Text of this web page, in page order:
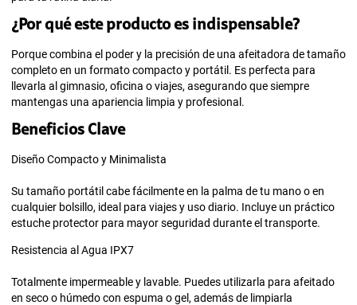
¿Por qué este producto es indispensable?
Porque combina el poder y la precisión de una afeitadora de tamaño
completo en un formato compacto y portátil. Es perfecta para
llevarla al gimnasio, oficina o viajes, asegurando que siempre
mantengas una apariencia limpia y profesional.
Beneficios Clave
Diseño Compacto y Minimalista
Su tamaño portátil cabe fácilmente en la palma de tu mano o en
cualquier bolsillo, ideal para viajes y uso diario. Incluye un práctico
estuche protector para mayor seguridad durante el transporte.
Resistencia al Agua IPX7
Totalmente impermeable y lavable. Puedes utilizarla para afeitado
en seco o húmedo con espuma o gel, además de limpiarla